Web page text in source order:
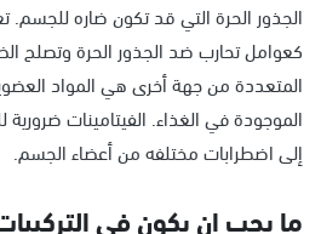
الجذور الحرة التي قد تكون ضاره
كعوامل تحارب ضد الجذور الحرة وتصلح
المتعددة من جهة أخرى هي المواد
الموجودة في الغذاء. الفيتامينات
إلى اضطرابات مختلفه من أعضاء الجسم.
ما يجب ان يكون في